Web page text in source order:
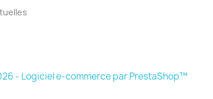
- Logiciel e-commerce par PrestaShop™